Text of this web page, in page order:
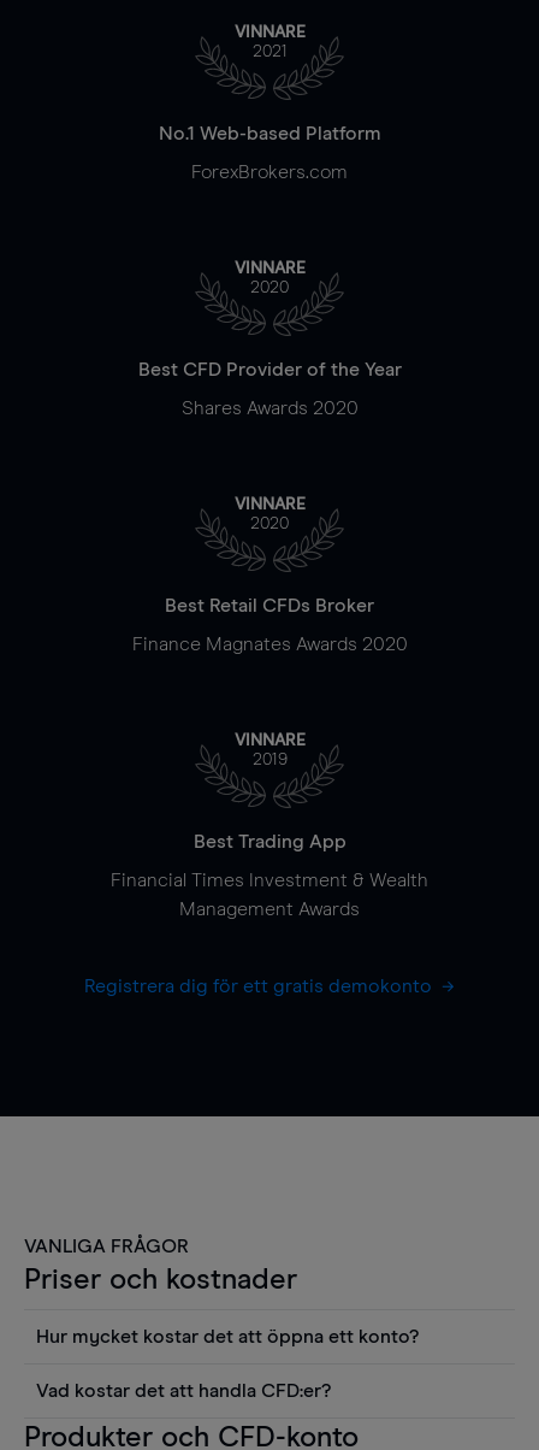
VINNARE
2021
No.1 Web-based Platform
ForexBrokers.com
VINNARE
2020
Best CFD Provider of the Year
Shares Awards 2020
VINNARE
2020
Best Retail CFDs Broker
Finance Magnates Awards 2020
VINNARE
2019
Best Trading App
Financial Times Investment & Wealth
Management Awards
Registrera dig för ett gratis demokonto
VANLIGA FRÅGOR
Priser och kostnader
Hur mycket kostar det att öppna ett konto?
använda sådana verktyg som diagram, Reuters
Vad kostar det att handla CFD:er?
Det är en rad kostnader att tänka på när man
Produkter och CFD-konto